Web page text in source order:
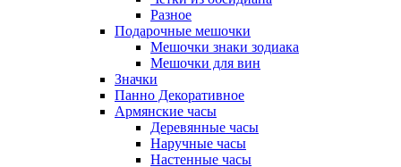
Разное
Подарочные мешочки
Мешочки знаки зодиака
Мешочки для вин
Значки
Панно Декоративное
Армянские часы
Деревянные часы
Наручные часы
Настенные часы